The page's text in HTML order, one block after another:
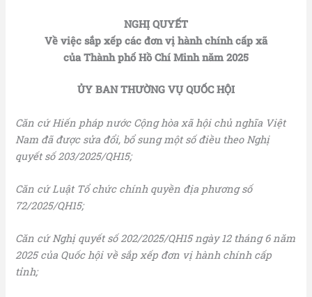
NGHỊ QUYẾT
Về việc sắp xếp các đơn vị hành chính cấp xã
của Thành phố Hồ Chí Minh năm 2025
ỦY BAN THƯỜNG VỤ QUỐC HỘI
Căn cứ Hiến pháp nước Cộng hòa xã hội chủ nghĩa Việt
Nam đã được sửa đổi, bổ sung một số điều theo Nghị
quyết số 203/2025/QH15;
Căn cứ Luật Tổ chức chính quyền địa phương số
72/2025/QH15;
Căn cứ Nghị quyết số 202/2025/QH15 ngày 12 tháng 6 năm
2025 của Quốc hội về sắp xếp đơn vị hành chính cấp
tỉnh;